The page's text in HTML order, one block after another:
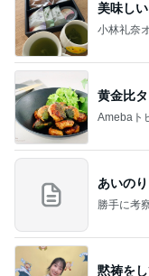
美味し
小林礼奈
黄金比
Amebaト
あいの
勝手に考
黙祷を